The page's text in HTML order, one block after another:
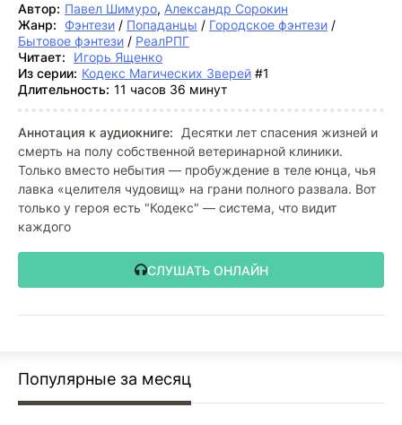
Автор: Павел Шимуро, Александр Сорокин
Жанр:
Фэнтези / Попаданцы / Городское фэнтези /
Бытовое фэнтези / РеалРПГ
Читает:
Игорь Ященко
Из серии: Кодекс Магических Зверей #1
Длительность: 11 часов 36 минут
Аннотация к аудиокниге:
Десятки лет спасения жизней и
смерть на полу собственной ветеринарной клиники.
Только вместо небытия — пробуждение в теле юнца, чья
лавка «целителя чудовищ» на грани полного развала. Вот
только у героя есть "Кодекс" — система, что видит
каждого
СЛУШАТЬ ОНЛАЙН
Популярные за месяц